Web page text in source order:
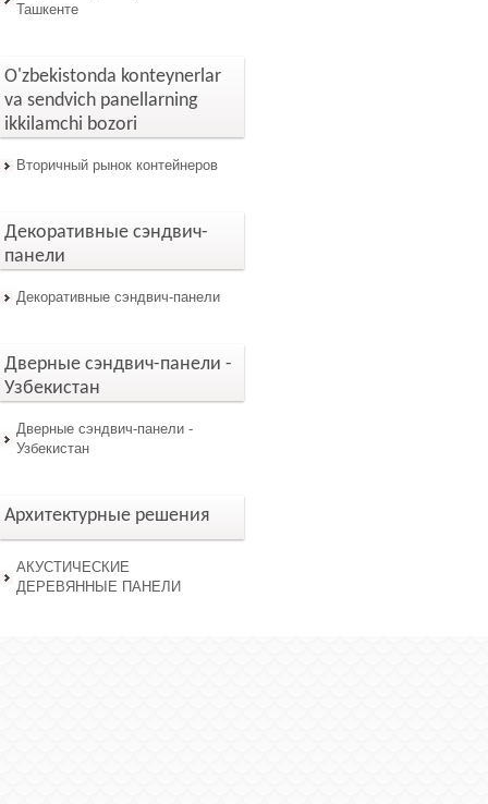
Ташкенте
O'zbekistonda konteynerlar
va sendvich panellarning
ikkilamchi bozori
Вторичный рынок контейнеров
Декоративные сэндвич-
панели
Декоративные сэндвич-панели
Дверные сэндвич-панели -
Узбекистан
Дверные сэндвич-панели -
Узбекистан
Архитектурные решения
АКУСТИЧЕСКИЕ
ДЕРЕВЯННЫЕ ПАНЕЛИ